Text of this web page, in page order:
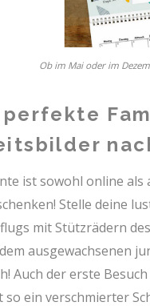
Ob im Mai oder im
perfekte
ist sowohl online
Stelle deine
mit Stützrädern
ausgewachsenen
Auch der erste
so ein verschmierter